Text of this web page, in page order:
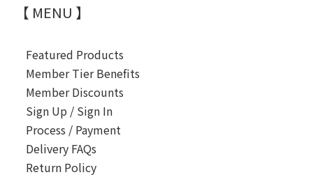
【 MENU 】
Featured Products
Member Tier Benefits
Member Discounts
Sign Up / Sign In
Process / Payment
Delivery FAQs
Return Policy